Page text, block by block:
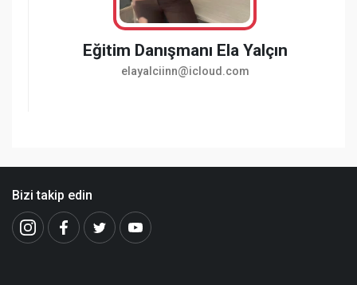
Eğitim Danışmanı Ela Yalçın
elayalciinn@icloud.com
Bizi takip edin